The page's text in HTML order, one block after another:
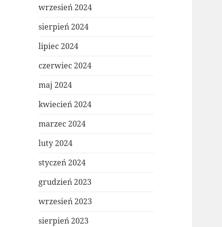
wrzesień 2024
sierpień 2024
lipiec 2024
czerwiec 2024
maj 2024
kwiecień 2024
marzec 2024
luty 2024
styczeń 2024
grudzień 2023
wrzesień 2023
sierpień 2023